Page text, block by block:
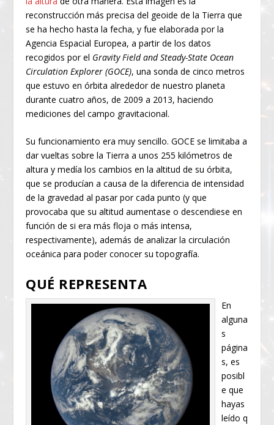
reconstrucción más precisa del geoide de la Tierra que
se ha hecho hasta la fecha, y fue elaborada por la
Agencia Espacial Europea, a partir de los datos
recogidos por el Gravity Field and Steady-State Ocean
Circulation Explorer (GOCE), una sonda de cinco metros
que estuvo en órbita alrededor de nuestro planeta
durante cuatro años, de 2009 a 2013, haciendo
mediciones del campo gravitacional.
Su funcionamiento era muy sencillo. GOCE se limitaba a
dar vueltas sobre la Tierra a unos 255 kilómetros de
altura y medía los cambios en la altitud de su órbita,
que se producían a causa de la diferencia de intensidad
de la gravedad al pasar por cada punto (y que
provocaba que su altitud aumentase o descendiese en
función de si era más floja o más intensa,
respectivamente), además de analizar la circulación
oceánica para poder conocer su topografía.
QUÉ REPRESENTA
En
alguna
s
página
s, es
posibl
e que
hayas
leído q